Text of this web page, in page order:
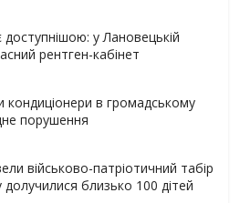
доступнішою: у Лановецькій
рентген-кабінет
кондиціонери в громадському
порушення
військово-патріотичний табір
близько 100 дітей